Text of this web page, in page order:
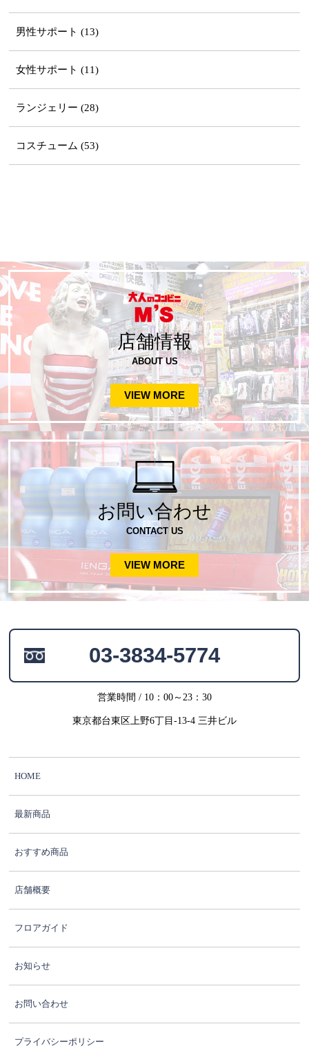
男性サポート (13)
女性サポート (11)
ランジェリー (28)
コスチューム (53)
店舗情報
ABOUT US
VIEW MORE
お問い合わせ
CONTACT US
VIEW MORE
03-3834-5774
営業時間 / 10：00～23：30
東京都台東区上野6丁目-13-4 三井ビル
HOME
最新商品
おすすめ商品
店舗概要
フロアガイド
お知らせ
お問い合わせ
プライバシーポリシー